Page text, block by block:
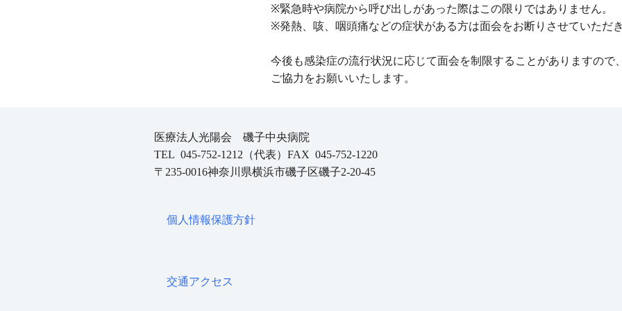
※緊急時や病院から呼び出しがあった際はこの限りではありません。
※発熱、咳、咽頭痛などの症状がある方は面会をお断りさせていただき
今後も感染症の流行状況に応じて面会を制限することがありますので、
ご協力をお願いいたします。
医療法人光陽会 磯子中央病院
TEL 045-752-1212（代表）FAX 045-752-1220
〒235-0016神奈川県横浜市磯子区磯子2-20-45
個人情報保護方針
交通アクセス